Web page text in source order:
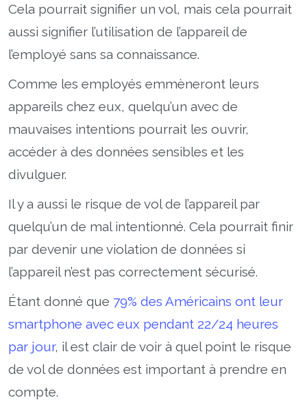
Cela pourrait signifier un vol, mais cela pourrait
aussi signifier l’utilisation de l’appareil de
l’employé sans sa connaissance.
Comme les employés emmèneront leurs
appareils chez eux, quelqu’un avec de
mauvaises intentions pourrait les ouvrir,
accéder à des données sensibles et les
divulguer.
Il y a aussi le risque de vol de l’appareil par
quelqu’un de mal intentionné. Cela pourrait finir
par devenir une violation de données si
l’appareil n’est pas correctement sécurisé.
Étant donné que 79% des Américains ont leur
smartphone avec eux pendant 22/24 heures
par jour, il est clair de voir à quel point le risque
de vol de données est important à prendre en
compte.